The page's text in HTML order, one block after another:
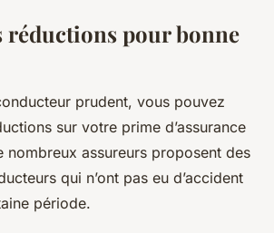
réductions pour bonne
prudent, vous pouvez
sur votre prime d’assurance
nombreux assureurs proposent des
qui n’ont pas eu d’accident
période.